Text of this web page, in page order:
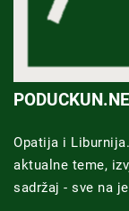
Opatija i
aktualne teme,
sadržaj - sve na